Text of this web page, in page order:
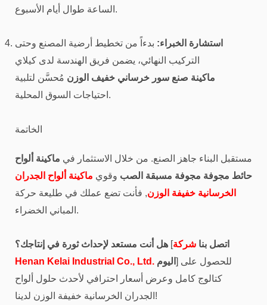
الساعة طوال أيام الأسبوع.
استشارة الخبراء: بدءاً من تخطيط أرضية المصنع وحتى
التركيب النهائي، يضمن فريق الهندسة لدى كيلاي
ماكينة صنع سور خرساني خفيف الوزن مُحسَّن لتلبية
احتياجات السوق المحلية.
الخاتمة
مستقبل البناء جاهز الصنع. من خلال الاستثمار في ماكينة ألواح
حائط مجوفة مجوفة مسبقة الصب وقوي ماكينة ألواح الجدران
الخرسانية خفيفة الوزن, فأنت تضع عملك في طليعة حركة
المباني الخضراء.
هل أنت مستعد لإحداث ثورة في إنتاجك؟ [ اتصل بنا شركة
Henan Kelai Industrial Co., Ltd. اليوم ] للحصول على
كتالوج كامل وعرض أسعار احترافي لأحدث حلول ألواح
الجدران الخرسانية خفيفة الوزن لدينا!